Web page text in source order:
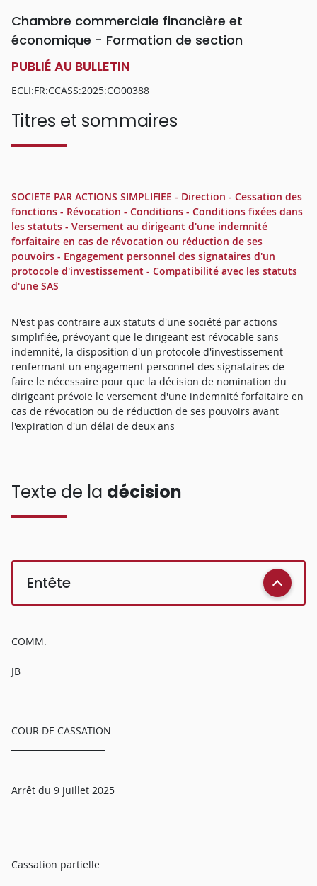
Chambre commerciale financière et
économique - Formation de section
PUBLIÉ AU BULLETIN
ECLI:FR:CCASS:2025:CO00388
Titres et sommaires
SOCIETE PAR ACTIONS SIMPLIFIEE - Direction - Cessation des
fonctions - Révocation - Conditions - Conditions fixées dans
les statuts - Versement au dirigeant d'une indemnité
forfaitaire en cas de révocation ou réduction de ses
pouvoirs - Engagement personnel des signataires d'un
protocole d'investissement - Compatibilité avec les statuts
d'une SAS
N'est pas contraire aux statuts d'une société par actions
simplifiée, prévoyant que le dirigeant est révocable sans
indemnité, la disposition d'un protocole d'investissement
renfermant un engagement personnel des signataires de
faire le nécessaire pour que la décision de nomination du
dirigeant prévoie le versement d'une indemnité forfaitaire en
cas de révocation ou de réduction de ses pouvoirs avant
l'expiration d'un délai de deux ans
Texte de la décision
Entête
COMM.
JB
COUR DE CASSATION
Arrêt du 9 juillet 2025
Cassation partielle